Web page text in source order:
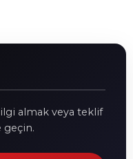
almak veya teklif
geçin.